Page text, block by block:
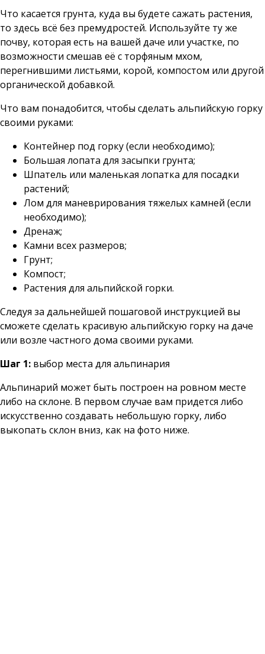
Что касается грунта, куда вы будете сажать растения,
то здесь всё без премудростей. Используйте ту же
почву, которая есть на вашей даче или участке, по
возможности смешав её с торфяным мхом,
перегнившими листьями, корой, компостом или другой
органической добавкой.
Что вам понадобится, чтобы сделать альпийскую горку
своими руками:
Контейнер под горку (если необходимо);
Большая лопата для засыпки грунта;
Шпатель или маленькая лопатка для посадки
растений;
Лом для маневрирования тяжелых камней (если
необходимо);
Дренаж;
Камни всех размеров;
Грунт;
Компост;
Растения для альпийской горки.
Следуя за дальнейшей пошаговой инструкцией вы
сможете сделать красивую альпийскую горку на даче
или возле частного дома своими руками.
Шаг 1: выбор места для альпинария
Альпинарий может быть построен на ровном месте
либо на склоне. В первом случае вам придется либо
искусственно создавать небольшую горку, либо
выкопать склон вниз, как на фото ниже.